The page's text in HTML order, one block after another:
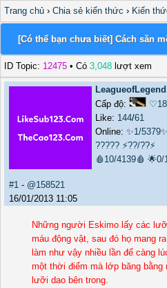
Trang chủ › Chia sẻ kiến thức › Kiến
[Có thể bạn chưa biết] Cách săn
ID Topic: 12475 • Có 3,048 lượt xem
LeagueofLegend
Cấp độ:
Like: 144/61
Online: ✨1/5379✨
????? ⚡??/??⚡
🩸10/4139🩸 🌟0/
#1 - @158521
16/01/2013 11:05
Những người Eskimo lấy các
máu động vật, sau đó họ mang
làm như vậy nhiều lần để càng
một thời điểm mà lớp băng bằng
lưỡi dao bên trong.